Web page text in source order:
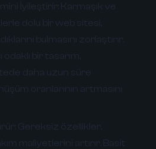
İyileştirir: Karmaşık ve
dolu bir web sitesi,
bulmasını zorlaştırır.
odaklı bir tasarım,
daha uzun süre
oranlarının artmasını
Gereksiz özellikler,
maliyetlerini artırır. Basit